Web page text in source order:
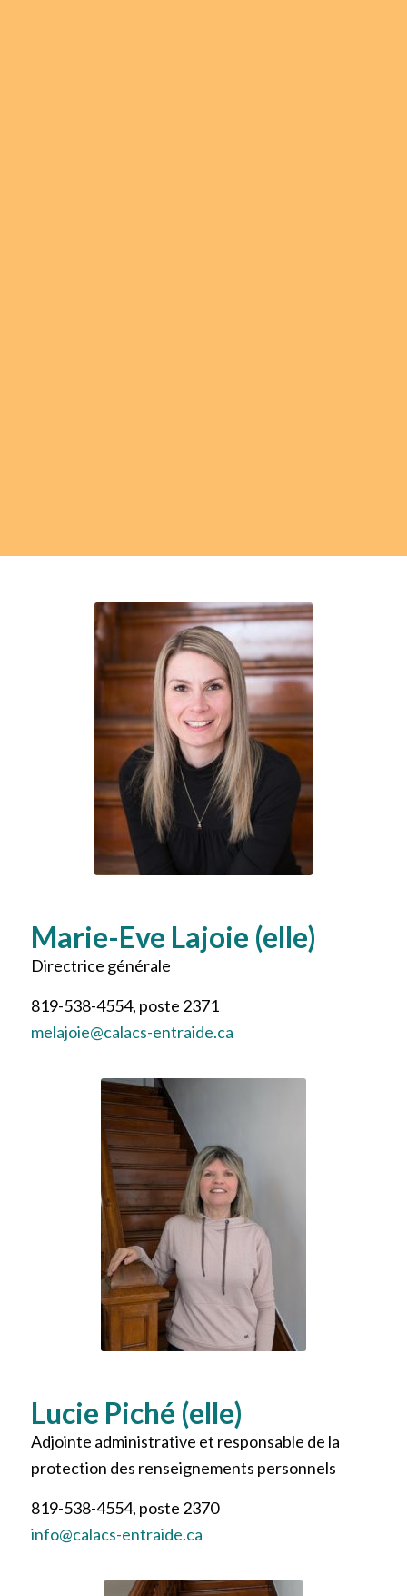
Marie-Eve Lajoie (elle)
Directrice générale
819-538-4554, poste 2371
melajoie@calacs-entraide.ca
Lucie Piché (elle)
Adjointe administrative et responsable de la
protection des renseignements personnels
819-538-4554, poste 2370
info@calacs-entraide.ca